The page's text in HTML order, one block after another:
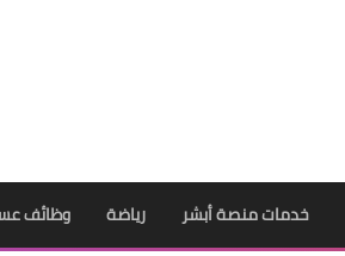
خدمات منصة أبشر رياضة وظائف